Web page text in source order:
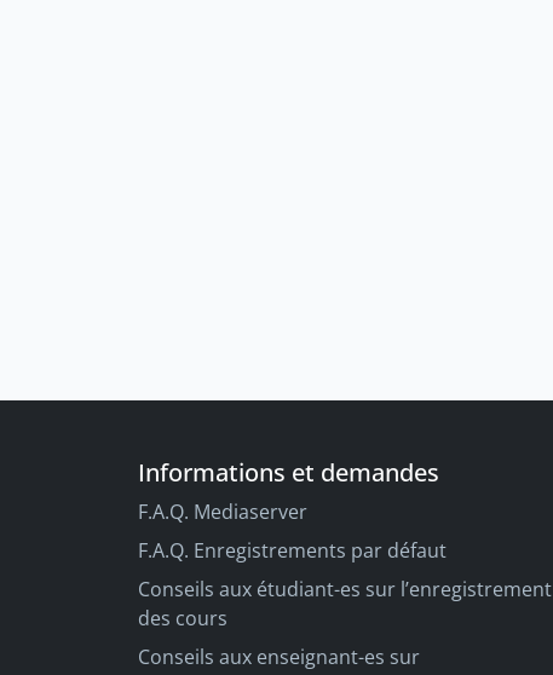
Informations et demandes
F.A.Q. Mediaserver
F.A.Q. Enregistrements par défaut
Conseils aux étudiant-es sur l’enregistrement
des cours
Conseils aux enseignant-es sur